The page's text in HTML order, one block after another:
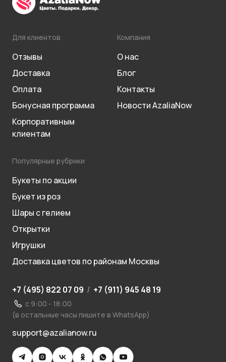
Для клиентов
Отзывы
Доставка
Оплата
Бонусная программа
Корпоративным
клиентам
Компания
О нас
Блог
Контакты
Новости AzaliaNow
Популярные рубрики
Букеты по акции
Букет из роз
Шары с гелием
Открытки
Игрушки
Доставка цветов по районам Москвы
+7 (495) 822 07 09 / +7 (911) 945 48 19
с 9:00 - 18:00
(в остальные часы пишите в WhatsApp)
support@azalianow.ru